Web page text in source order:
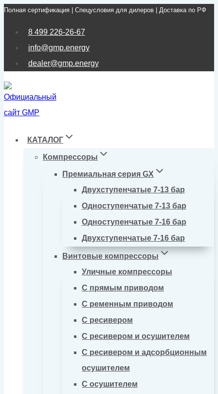
Перейти
Полная сертификация | Спецусловия для дилеров | Доставка по РФ
8 499 226-26-67
info@gmp.energy
dealer@gmp.energy
КАТАЛОГ
Компрессоры
Премиальная серия GX
Двухступенчатые 7-13 бар
Одноступенчатые 7-13 бар
Одноступенчатые 7-16 бар
Двухступенчатые 7-16 бар
Винтовые компрессоры
Уличные компрессоры
С прямым приводом
С ременным приводом
С ресивером
С ресивером и осушителем
С ресивером и адсорбционным
осушителем
С осушителем